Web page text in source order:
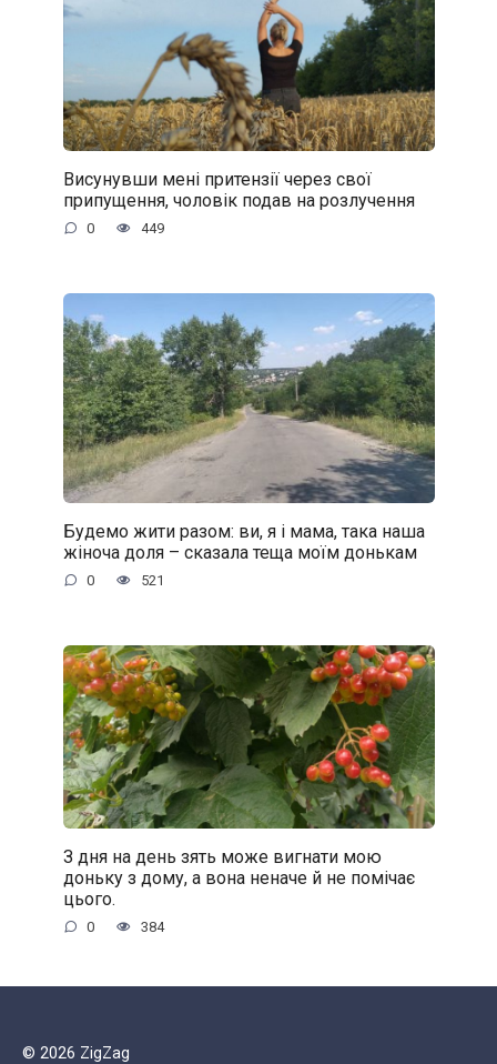
Висунувши мені притензії через свої
припущення, чоловік подав на розлучення
0 449
Будемо жити разом: ви, я і мама, така наша
жіноча доля – сказала теща моїм донькам
0 521
З дня на день зять може вигнати мою
доньку з дому, а вона неначе й не помічає
цього.
0 384
© 2026 ZigZag